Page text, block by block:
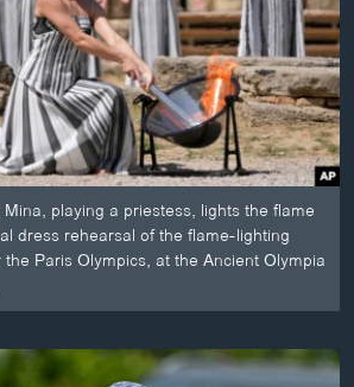
playing a priestess, lights the flame
dress rehearsal of the flame-lighting
Paris Olympics, at the Ancient Olympia